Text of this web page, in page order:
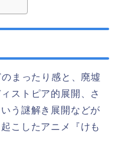
まったり感と、廃墟
ストピア的展開、さ
う謎解き展開などが
こしたアニメ『けも